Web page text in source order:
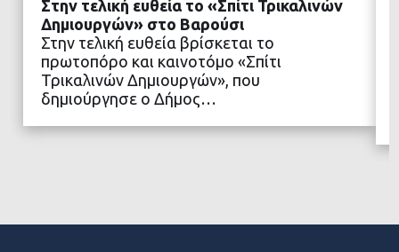
ΔΙΑΒΑΣΤΕ ΠΕΡΙΣΣΟΤΕΡΑ
Στην τελική ευθεία το «Σπίτι Τρικαλινών
Δημιουργών» στο Βαρούσι
Στην τελική ευθεία βρίσκεται το
πρωτοπόρο και καινοτόμο «Σπίτι
Τρικαλινών Δημιουργών», που
δημιούργησε ο Δήμος…